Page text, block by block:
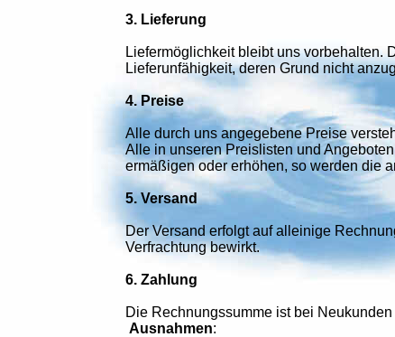
3. Lieferung
Liefermöglichkeit bleibt uns vorbehalten.
Lieferunfähigkeit, deren Grund nicht
4. Preise
Alle durch uns angegebene Preise
Alle in unseren Preislisten und
ermäßigen oder erhöhen, so werden die
5. Versand
Der Versand erfolgt auf alleinige
Verfrachtung bewirkt.
6. Zahlung
Die Rechnungssumme ist bei
Ausnahmen: